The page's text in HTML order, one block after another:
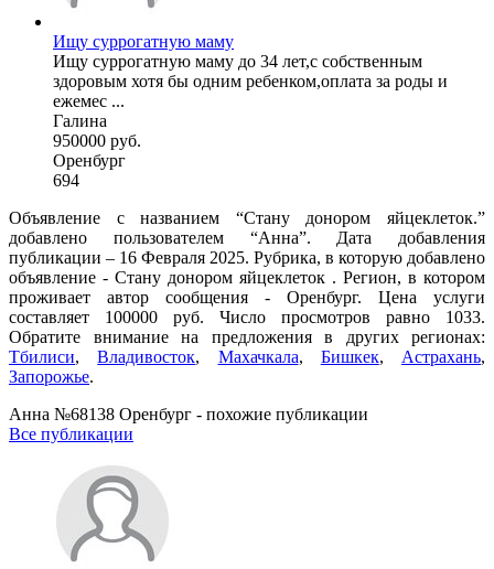
Ищу суррогатную маму
Ищу суррогатную маму до 34 лет,с собственным
здоровым хотя бы одним ребенком,оплата за роды и
ежемес ...
Галина
950000 руб.
Оренбург
694
Объявление с названием “Стану донором яйцеклеток.”
добавлено пользователем “Анна”. Дата добавления
публикации – 16 Февраля 2025. Рубрика, в которую добавлено
объявление - Стану донором яйцеклеток . Регион, в котором
проживает автор сообщения - Оренбург. Цена услуги
составляет 100000 руб. Число просмотров равно 1033.
Обратите внимание на предложения в других регионах:
Тбилиси,Владивосток, Махачкала, Бишкек, Астрахань,
Запорожье.
Анна №68138 Оренбург - похожие публикации
Все публикации